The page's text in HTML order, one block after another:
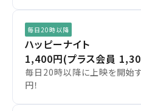
予約を変更する
中国・四国
九州
毎日20時以降
ハッピーナイト
1,400円(プラス会員
毎日20時以降に上映を開始
円！